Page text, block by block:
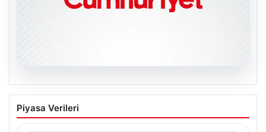
Galatasaray açıkladı: Sosyal medya
hesaplarına suç duyurusu!
Piyasa Verileri